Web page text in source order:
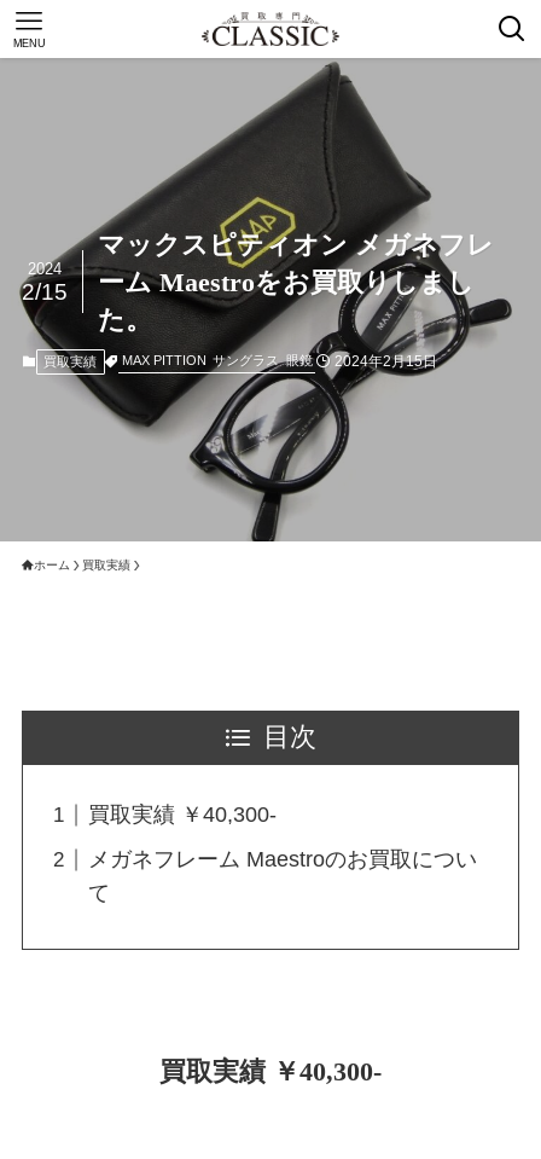
MENU
マックスピティオン メガネフレ
ーム Maestroをお買取りしまし
た。
2024
2/15
買取実績 MAX PITTION サングラス 眼鏡 2024年2月15日
ホーム 買取実績
目次
買取実績 ￥40,300-
メガネフレーム Maestroのお買取につい
て
買取実績 ￥40,300-